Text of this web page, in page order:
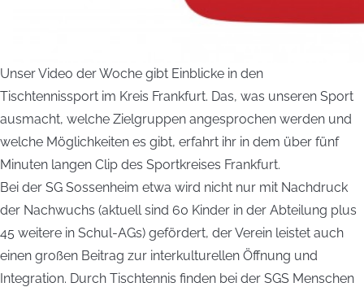
Unser Video der Woche gibt Einblicke in den
Tischtennissport im Kreis Frankfurt. Das, was unseren Sport
ausmacht, welche Zielgruppen angesprochen werden und
welche Möglichkeiten es gibt, erfahrt ihr in dem über fünf
Minuten langen Clip des Sportkreises Frankfurt.
Bei der SG Sossenheim etwa wird nicht nur mit Nachdruck
der Nachwuchs (aktuell sind 60 Kinder in der Abteilung plus
45 weitere in Schul-AGs) gefördert, der Verein leistet auch
einen großen Beitrag zur interkulturellen Öffnung und
Integration. Durch Tischtennis finden bei der SGS Menschen